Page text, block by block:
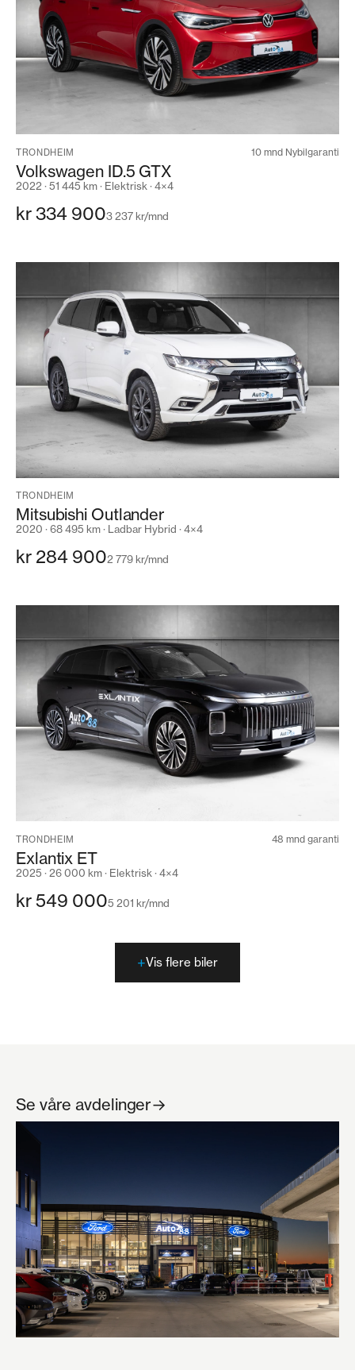
TRONDHEIM 10 mnd Nybilgaranti
Volkswagen ID.5 GTX
2022 · 51 445 km · Elektrisk · 4×4
kr 334 9003 237 kr/mnd
TRONDHEIM
Mitsubishi Outlander
2020 · 68 495 km · Ladbar Hybrid · 4×4
kr 284 9002 779 kr/mnd
TRONDHEIM 48 mnd garanti
Exlantix ET
2025 · 26 000 km · Elektrisk · 4×4
kr 549 0005 201 kr/mnd
+Vis flere biler
Se våre avdelinger→